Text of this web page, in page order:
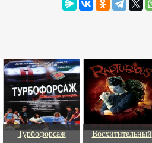
Турбофорсаж Восхитительный